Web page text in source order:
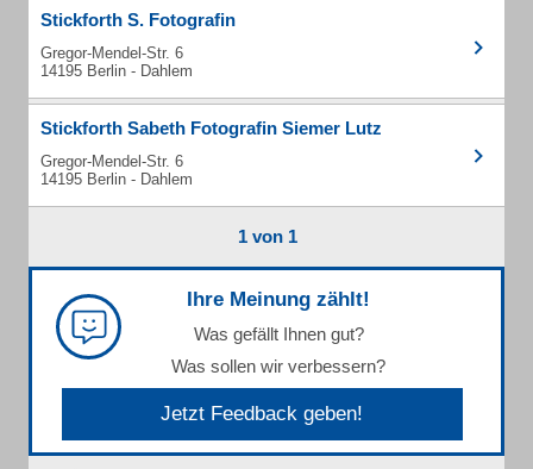
Stickforth S. Fotografin
Gregor-Mendel-Str. 6
14195 Berlin - Dahlem
Stickforth Sabeth Fotografin Siemer Lutz
Gregor-Mendel-Str. 6
14195 Berlin - Dahlem
1 von 1
Ihre Meinung zählt!
Was gefällt Ihnen gut?
Was sollen wir verbessern?
Jetzt Feedback geben!